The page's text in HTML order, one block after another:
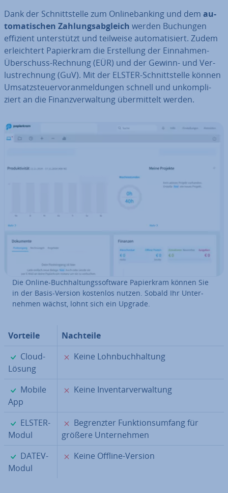
Dank der Schnitt­stel­le zum On­line­ban­king und dem au­
to­ma­ti­schen Zah­lungs­ab­gleich werden Buchungen
effizient un­ter­stützt und teilweise au­to­ma­ti­siert. Zudem
er­leich­tert Pa­pier­kram die Er­stel­lung der Einnahmen-
Über­schuss-Rechnung (EÜR) und der Gewinn- und Ver­
lust­rech­nung (GuV). Mit der ELSTER-Schnitt­stel­le können
Um­satz­steu­er­vor­anmel­dun­gen schnell und un­kom­pli­
ziert an die Fi­nanz­ver­wal­tung über­mit­telt werden.
Die Online-Buch­hal­tungs­soft­ware Pa­pier­kram können Sie
in der Basis-Version kostenlos nutzen. Sobald Ihr Un­ter­
neh­men wächst, lohnt sich ein Upgrade.
Vorteile
Nachteile
✓
Cloud-
Lösung
✗
Keine Lohn­buch­hal­tung
✓
Mobile
App
✗
Keine In­ven­tar­ver­wal­tung
✓
ELSTER-
Modul
✗
Be­grenz­ter Funk­ti­ons­um­fang für
größere Un­ter­neh­men
✓
DATEV-
Modul
✗
Keine Offline-Version